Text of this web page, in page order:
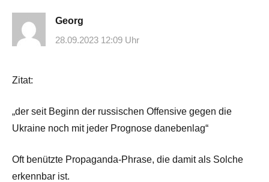
Georg
28.09.2023 12:09 Uhr
Zitat:
„der seit Beginn der russischen Offensive gegen die
Ukraine noch mit jeder Prognose danebenlag“
Oft benützte Propaganda-Phrase, die damit als Solche
erkennbar ist.